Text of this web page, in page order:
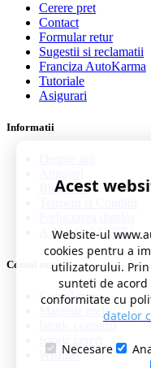
Cerere pret
Contact
Formular retur
Sugestii si reclamatii
Franciza AutoKarma
Tutoriale
Asigurari
Informatii
Blog auto
A.N.P.C. 0219551
Contul meu
Contul meu
Masinile mele
Istoric comenzi
Istoric cereri
Wishlist
Acest
Website-ul
cookies pentru a
utilizatorului.
sunteti de acord
conformitate cu
datelor
Necesare